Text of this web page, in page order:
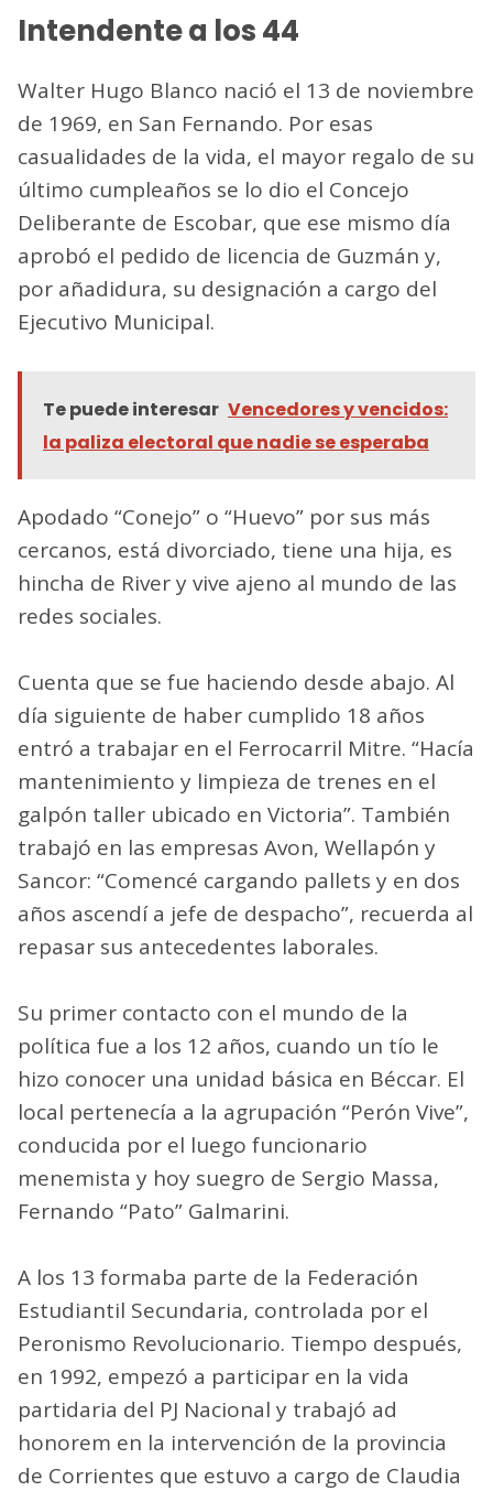
Intendente a los 44
Walter Hugo Blanco nació el 13 de noviembre
de 1969, en San Fernando. Por esas
casualidades de la vida, el mayor regalo de su
último cumpleaños se lo dio el Concejo
Deliberante de Escobar, que ese mismo día
aprobó el pedido de licencia de Guzmán y,
por añadidura, su designación a cargo del
Ejecutivo Municipal.
Te puede interesar Vencedores y vencidos:
la paliza electoral que nadie se esperaba
Apodado “Conejo” o “Huevo” por sus más
cercanos, está divorciado, tiene una hija, es
hincha de River y vive ajeno al mundo de las
redes sociales.
Cuenta que se fue haciendo desde abajo. Al
día siguiente de haber cumplido 18 años
entró a trabajar en el Ferrocarril Mitre. “Hacía
mantenimiento y limpieza de trenes en el
galpón taller ubicado en Victoria”. También
trabajó en las empresas Avon, Wellapón y
Sancor: “Comencé cargando pallets y en dos
años ascendí a jefe de despacho”, recuerda al
repasar sus antecedentes laborales.
Su primer contacto con el mundo de la
política fue a los 12 años, cuando un tío le
hizo conocer una unidad básica en Béccar. El
local pertenecía a la agrupación “Perón Vive”,
conducida por el luego funcionario
menemista y hoy suegro de Sergio Massa,
Fernando “Pato” Galmarini.
A los 13 formaba parte de la Federación
Estudiantil Secundaria, controlada por el
Peronismo Revolucionario. Tiempo después,
en 1992, empezó a participar en la vida
partidaria del PJ Nacional y trabajó ad
honorem en la intervención de la provincia
de Corrientes que estuvo a cargo de Claudia